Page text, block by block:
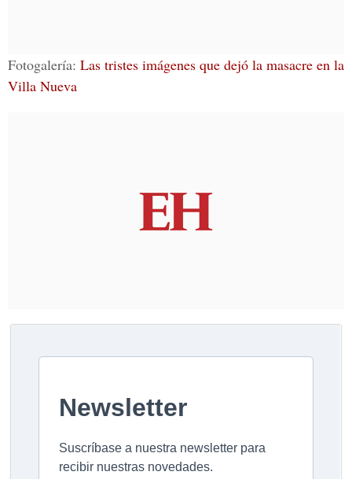
Fotogalería: Las tristes imágenes que dejó la masacre en la
Villa Nueva